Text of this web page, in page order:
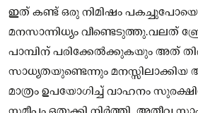
ഇത് കണ്ട് ഒരു നിമിഷം
മനസാന്നിധ്യം വീണ്ടെടുത്തു.വലത്
പാമ്പിന് പരിക്കേൽക്കുകയും അത്
സാധ്യതയുണ്ടെന്നും
മാത്രം ഉപയോഗിച്ച് വാഹനം